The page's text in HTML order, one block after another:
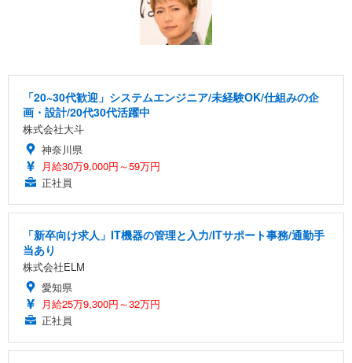
「20~30代歓迎」システムエンジニア/未経験OK/仕組みの企
画・設計/20代30代活躍中
株式会社大斗
神奈川県
月給30万9,000円～59万円
正社員
「新卒向け求人」IT機器の管理と入力/ITサポート事務/通勤手
当あり
株式会社ELM
愛知県
月給25万9,300円～32万円
正社員